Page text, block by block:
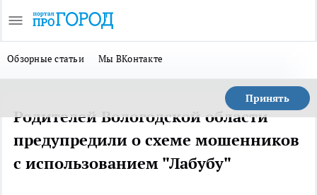
Обзорные статьи Мы ВКонтакте
Принять
Родителей Вологодской области
предупредили о схеме мошенников
с использованием "Лабубу"